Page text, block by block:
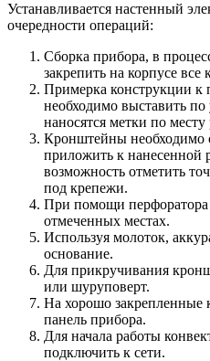
Устанавливается настенный
очередности операций:
Сборка прибора, в
закрепить на корпусе
Примерка конструкции к
необходимо выставить
наносятся метки по
Кронштейны необходимо
приложить к нанесенной
возможность отметить
под крепежи.
При помощи перфоратора
отмеченных местах.
Используя молоток,
основание.
Для прикручивания
или шуруповерт.
На хорошо
панель прибора.
Для начала работы
подключить к сети.